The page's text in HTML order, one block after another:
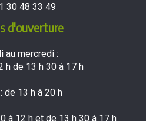
30 48 33 49
d'ouverture
au mercredi :
h de 13 h 30 à 17 h
de 13 h à 20 h
à 12 h et de 13 h 30 à 17 h